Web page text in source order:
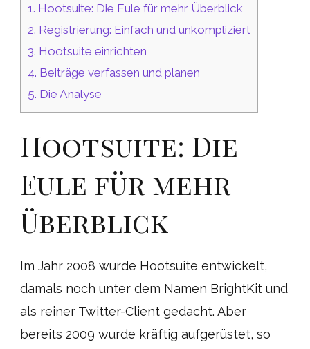
1. Hootsuite: Die Eule für mehr Überblick
2. Registrierung: Einfach und unkompliziert
3. Hootsuite einrichten
4. Beiträge verfassen und planen
5. Die Analyse
Hootsuite: Die
Eule für mehr
Überblick
Im Jahr 2008 wurde Hootsuite entwickelt,
damals noch unter dem Namen BrightKit und
als reiner Twitter-Client gedacht. Aber
bereits 2009 wurde kräftig aufgerüstet, so